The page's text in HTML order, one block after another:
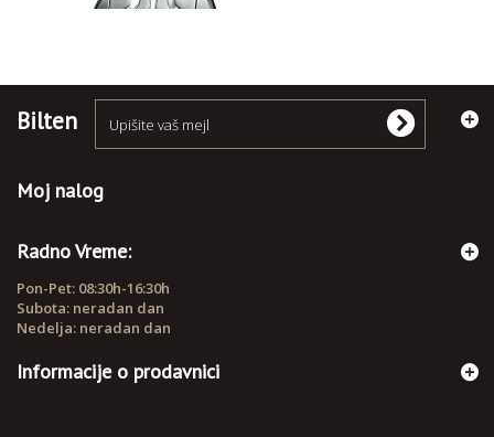
Bilten
Moj nalog
Radno Vreme:
Pon-Pet: 08:30h-16:30h
Subota: neradan dan
Nedelja: neradan dan
Informacije o prodavnici